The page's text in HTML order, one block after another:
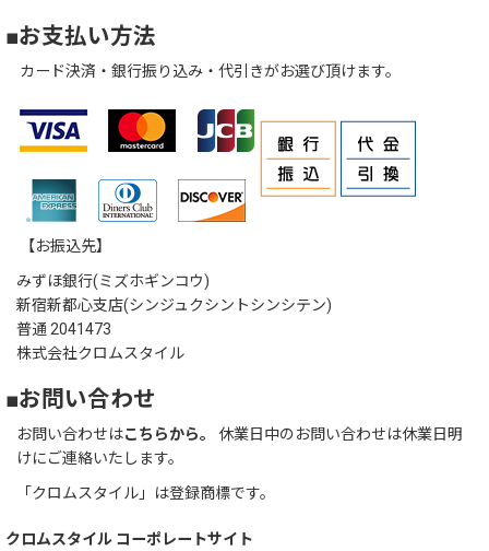
■お支払い方法
カード決済・銀行振り込み・代引きがお選び頂けます。
【お振込先】
みずほ銀行(ミズホギンコウ)
新宿新都心支店(シンジュクシントシンシテン)
普通 2041473
株式会社クロムスタイル
■お問い合わせ
お問い合わせはこちらから。
休業日中のお問い合わせは休業日明
けにご連絡いたします。
「クロムスタイル」は登録商標です。
クロムスタイル コーポレートサイト